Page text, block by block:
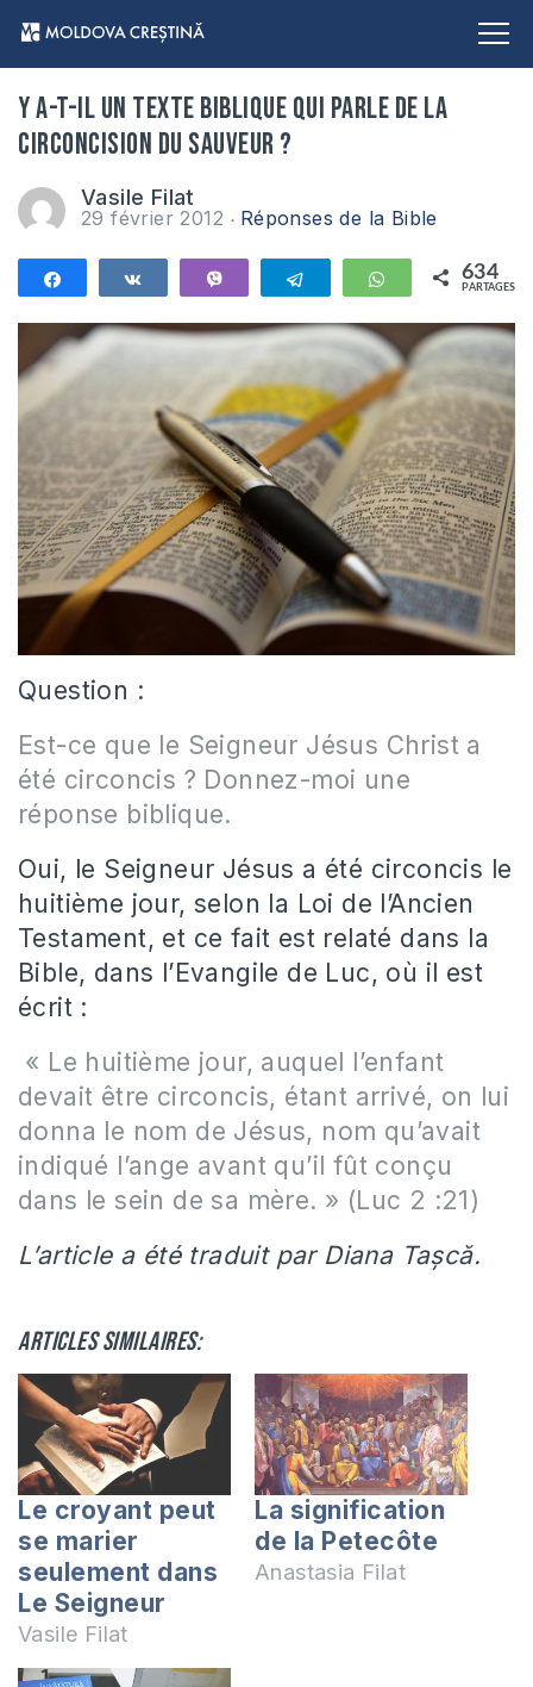
Y a-t-il un texte biblique qui parle de la
circoncision du Sauveur ?
Vasile Filat
29 février 2012 Réponses de la Bible
Partagez Partagez Telegram WhatsApp
634
PARTAGES
Question :
Est-ce que le Seigneur Jésus Christ a
été circoncis ? Donnez-moi une
réponse biblique.
Oui, le Seigneur Jésus a été circoncis le
huitième jour, selon la Loi de l’Ancien
Testament, et ce fait est relaté dans la
Bible, dans l’Evangile de Luc, où il est
écrit :
« Le huitième jour, auquel l’enfant
devait être circoncis, étant arrivé, on lui
donna le nom de Jésus, nom qu’avait
indiqué l’ange avant qu’il fût conçu
dans le sein de sa mère. » (Luc 2 :21)
L’article a été traduit par Diana Tașcă.
Articles similaires:
Le croyant peut
se marier
seulement dans
Le Seigneur
Vasile Filat
La signification
de la Petecôte
Anastasia Filat